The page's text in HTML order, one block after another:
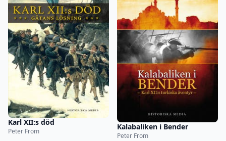
Karl XII:s död
Peter From Kalabaliken i Bender
Peter From